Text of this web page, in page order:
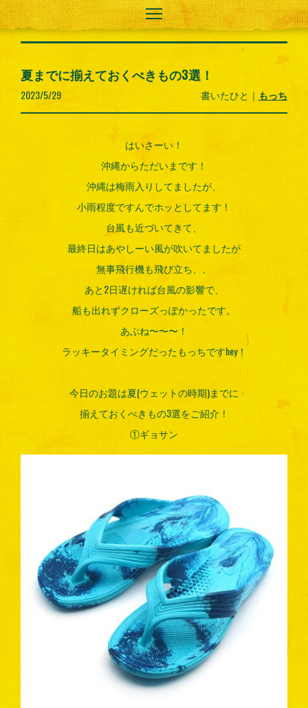
夏までに揃えておくべきもの3選！
2023/5/29 書いたひと｜ もっち
はいさーい！
沖縄からただいまです！
沖縄は梅雨入りしてましたが、
小雨程度ですんでホッとしてます！
台風も近づいてきて、
最終日はあやしーい風が吹いてましたが
無事飛行機も飛び立ち、、
あと2日遅ければ台風の影響で、
船も出れずクローズっぽかったです。
あぶね〜〜〜！
ラッキータイミングだったもっちですhey！
今日のお題は夏(ウェットの時期)までに
揃えておくべきもの3選をご紹介！
①ギョサン